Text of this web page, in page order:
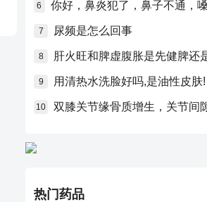
6
7 尿频是怎么回事
8 肝火旺和脾虚腹胀是先健脾还
9 用清热水洗脸好吗,是油性皮肤!
10 双膝关节缘骨质增生，关节间
热门药品